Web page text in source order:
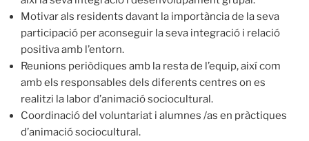
Motivar als residents davant la importància de la seva
participació per aconseguir la seva integració i relació
positiva amb l’entorn.
Reunions periòdiques amb la resta de l’equip, així com
amb els responsables dels diferents centres on es
realitzi la labor d’animació sociocultural.
Coordinació del voluntariat i alumnes /as en pràctiques
d’animació sociocultural.